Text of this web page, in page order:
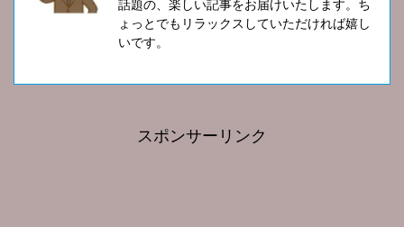
話題の、楽しい記事をお届けいたします。ち
ょっとでもリラックスしていただければ嬉し
いです。
スポンサーリンク